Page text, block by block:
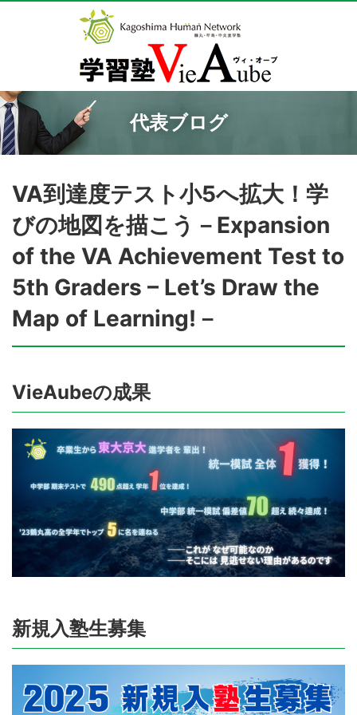
代表ブログ
VA到達度テスト小5へ拡大！学
びの地図を描こう－Expansion
of the VA Achievement Test to
5th Graders – Let’s Draw the
Map of Learning!－
VieAubeの成果
新規入塾生募集